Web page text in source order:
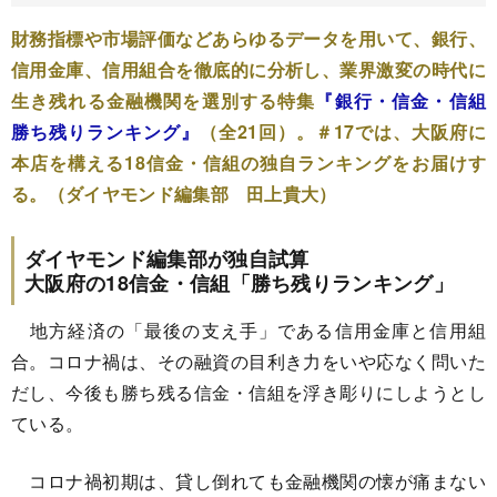
財務指標や市場評価などあらゆるデータを用いて、銀行、
信用金庫、信用組合を徹底的に分析し、業界激変の時代に
生き残れる金融機関を選別する特集 『銀行・信金・信組
勝ち残りランキング』
（全21回）。＃17では、大阪府に
本店を構える18信金・信組の独自ランキングをお届けす
る。（ダイヤモンド編集部 田上貴大）
ダイヤモンド編集部が独自試算
大阪府の18信金・信組「勝ち残りランキング」
地方経済の「最後の支え手」である信用金庫と信用組
合。コロナ禍は、その融資の目利き力をいや応なく問いた
だし、今後も勝ち残る信金・信組を浮き彫りにしようとし
ている。
コロナ禍初期は、貸し倒れても金融機関の懐が痛まない